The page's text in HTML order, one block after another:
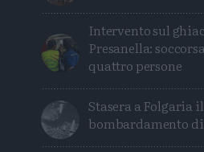
Intervento sul
Presanella:
quattro persone
Stasera a Folgaria il docufilm sul
bombardamento